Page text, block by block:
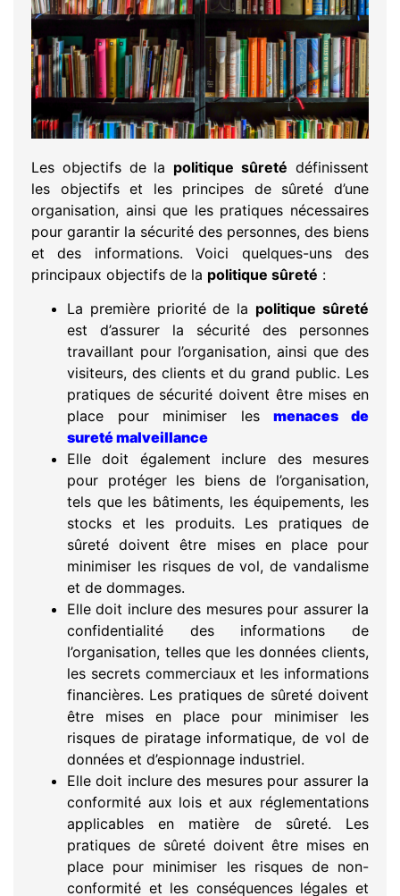
Les objectifs de la politique sûreté définissent
les objectifs et les principes de sûreté d’une
organisation, ainsi que les pratiques nécessaires
pour garantir la sécurité des personnes, des biens
et des informations. Voici quelques-uns des
principaux objectifs de la politique sûreté :
La première priorité de la politique sûreté
est d’assurer la sécurité des personnes
travaillant pour l’organisation, ainsi que des
visiteurs, des clients et du grand public. Les
pratiques de sécurité doivent être mises en
place pour minimiser lesmenaces de
sureté malveillance
Elle doit également inclure des mesures
pour protéger les biens de l’organisation,
tels que les bâtiments, les équipements, les
stocks et les produits. Les pratiques de
sûreté doivent être mises en place pour
minimiser les risques de vol, de vandalisme
et de dommages.
Elle doit inclure des mesures pour assurer la
confidentialité des informations de
l’organisation, telles que les données clients,
les secrets commerciaux et les informations
financières. Les pratiques de sûreté doivent
être mises en place pour minimiser les
risques de piratage informatique, de vol de
données et d’espionnage industriel.
Elle doit inclure des mesures pour assurer la
conformité aux lois et aux réglementations
applicables en matière de sûreté. Les
pratiques de sûreté doivent être mises en
place pour minimiser les risques de non-
conformité et les conséquences légales et